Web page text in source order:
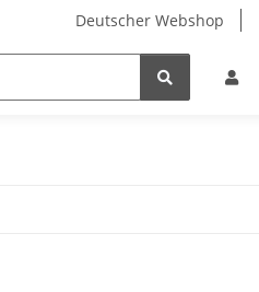
Deutscher Webshop